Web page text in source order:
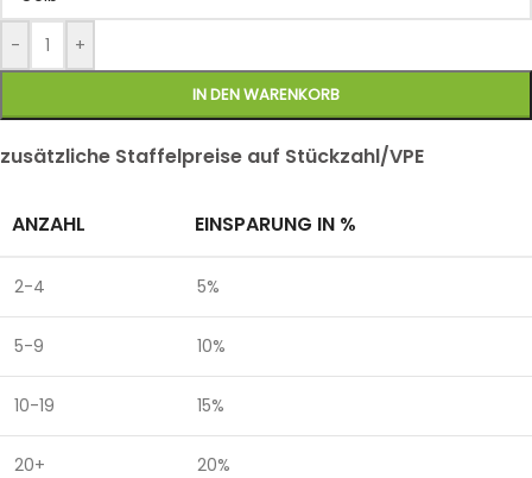
- +
IN DEN WARENKORB
zusätzliche Staffelpreise auf Stückzahl/VPE
ANZAHL EINSPARUNG IN %
2-4 5%
5-9 10%
10-19 15%
20+ 20%